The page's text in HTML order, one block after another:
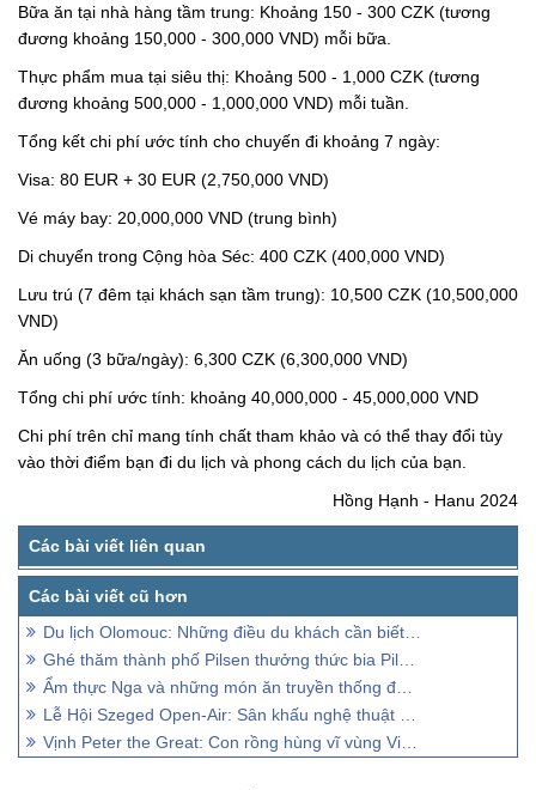
Bữa ăn tại nhà hàng tầm trung: Khoảng 150 - 300 CZK (tương
đương khoảng 150,000 - 300,000 VND) mỗi bữa.
Thực phẩm mua tại siêu thị: Khoảng 500 - 1,000 CZK (tương
đương khoảng 500,000 - 1,000,000 VND) mỗi tuần.
Tổng kết chi phí ước tính cho chuyến đi khoảng 7 ngày:
Visa: 80 EUR + 30 EUR (2,750,000 VND)
Vé máy bay: 20,000,000 VND (trung bình)
Di chuyển trong Cộng hòa Séc: 400 CZK (400,000 VND)
Lưu trú (7 đêm tại khách sạn tầm trung): 10,500 CZK (10,500,000
VND)
Ăn uống (3 bữa/ngày): 6,300 CZK (6,300,000 VND)
Tổng chi phí ước tính: khoảng 40,000,000 - 45,000,000 VND
Chi phí trên chỉ mang tính chất tham khảo và có thể thay đổi tùy
vào thời điểm bạn đi du lịch và phong cách du lịch của bạn.
Hồng Hạnh - Hanu 2024
Du lịch Olomouc: Những điều du khách cần biết khi lần đầu đến Séc
Ghé thăm thành phố Pilsen thưởng thức bia Pilsner lừng danh
Ẩm thực Nga và những món ăn truyền thống độc đáo
Lễ Hội Szeged Open-Air: Sân khấu nghệ thuật giữa lòng Szeged
Vịnh Peter the Great: Con rồng hùng vĩ vùng Viễn Đông